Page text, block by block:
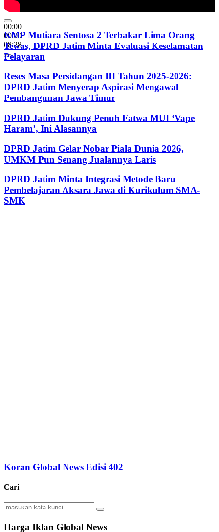
00:00
00:00
08:28
KMP Mutiara Sentosa 2 Terbakar Lima Orang
Tewas, DPRD Jatim Minta Evaluasi Keselamatan
Pelayaran
Reses Masa Persidangan III Tahun 2025-2026:
DPRD Jatim Menyerap Aspirasi Mengawal
Pembangunan Jawa Timur
DPRD Jatim Dukung Penuh Fatwa MUI ‘Vape
Haram’, Ini Alasannya
DPRD Jatim Gelar Nobar Piala Dunia 2026,
UMKM Pun Senang Jualannya Laris
DPRD Jatim Minta Integrasi Metode Baru
Pembelajaran Aksara Jawa di Kurikulum SMA-
SMK
Koran Global News Edisi 402
Cari
Search
for:
Search
Harga Iklan Global News